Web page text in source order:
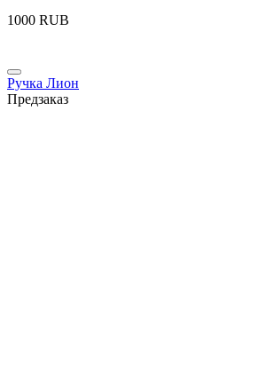
‍1000‍ RUB
Ручка Лион
Предзаказ